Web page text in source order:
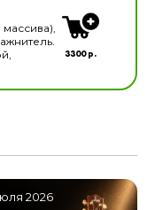
3300 р.
2026